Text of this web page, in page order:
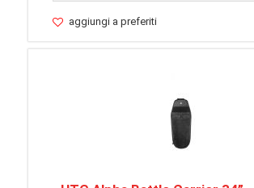
aggiungi a preferiti